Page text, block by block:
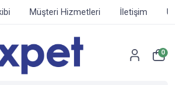
Müşteri Hizmetleri İletişim
0